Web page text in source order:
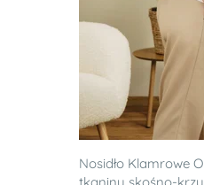
Nosidło Klamrowe